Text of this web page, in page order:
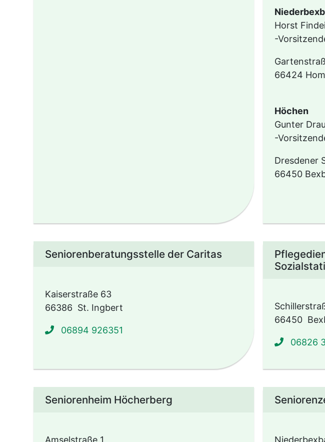
Horst
-
66424
Höchen
Gunter
-
Dresdener
66450
Seniorenberatungsstelle der Caritas
Kaiserstraße 63
66386 St. Ingbert
06894 926351
66450
06826
Seniorenheim Höcherberg
Amselstraße 1